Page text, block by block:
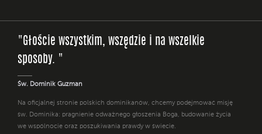
"Głoście wszystkim, wszędzie i na wszelkie
sposoby. "
Św. Dominik Guzman
Na oficjalnej stronie polskich dominikanów, chcemy podejmować misję
św. Dominika: pragnienie odważnego głoszenia Boga, budowanie życia
we wspólnocie oraz poszukiwania prawdy w świecie.